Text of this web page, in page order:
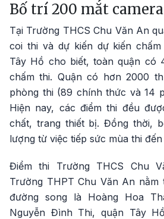
Bố trí 200 mắt
Tại Trường THCS Chu Văn An
coi thi và dự kiến dự kiến
Tây Hồ cho biết, toàn quận có
chấm thi. Quận có hơn 2000
phòng thi (89 chính thức và 14
Hiện nay, các điểm thi đều
chất, trang thiết bị. Đồng thời,
lượng từ việc tiếp sức mùa thi
Điểm thi Trường THCS Chu
Trường THPT Chu Văn An
đường song là Hoàng Hoa
Nguyễn Đình Thi, quận Tây